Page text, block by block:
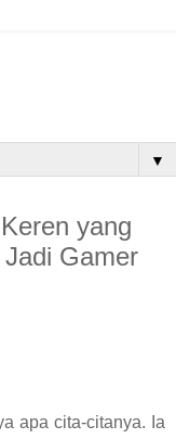
▼
yang
Gamer
apa cita-citanya. Ia